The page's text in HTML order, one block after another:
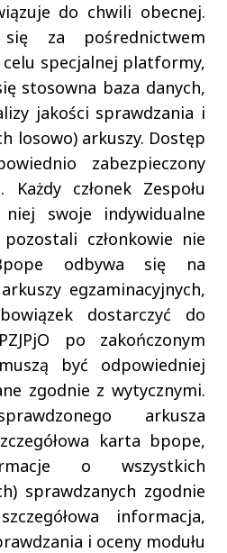
do chwili obecnej.
za pośrednictwem
specjalnej platformy,
stosowna baza danych,
jakości sprawdzania i
losowo) arkuszy. Dostęp
zabezpieczony
członek Zespołu
swoje indywidualne
członkowie nie
odbywa się na
egzaminacyjnych,
dostarczyć do
po zakończonym
być odpowiedniej
zgodnie z wytycznymi.
arkusza
karta bpope,
o wszystkich
sprawdzanych zgodnie
informacja,
i oceny modułu